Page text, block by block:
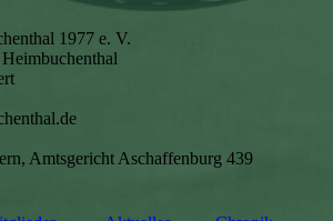
1977 e. V.
Amtsgericht Aschaffenburg 439